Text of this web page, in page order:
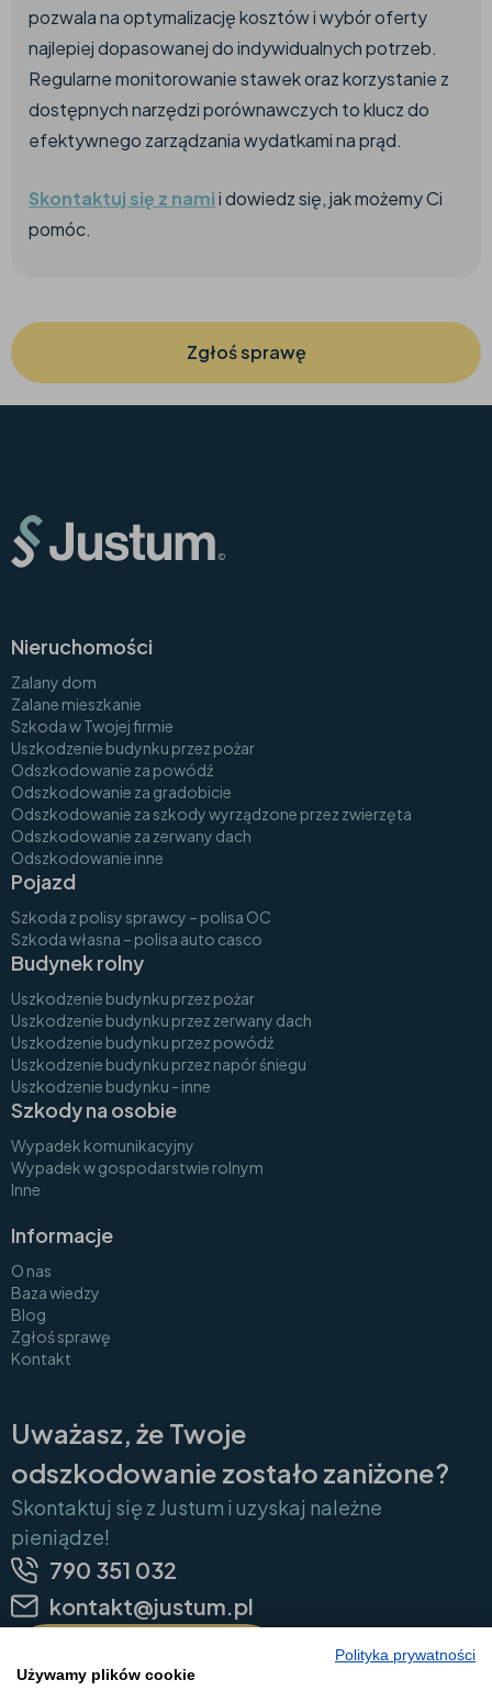
pozwala na optymalizację kosztów i wybór oferty
najlepiej dopasowanej do indywidualnych potrzeb.
Regularne monitorowanie stawek oraz korzystanie z
dostępnych narzędzi porównawczych to klucz do
efektywnego zarządzania wydatkami na prąd.
Skontaktuj się z namii dowiedz się, jak możemy Ci
pomóc.
Zgłoś sprawę
Nieruchomości
Zalany dom
Zalane mieszkanie
Szkoda w Twojej firmie
Uszkodzenie budynku przez pożar
Odszkodowanie za powódź
Odszkodowanie za gradobicie
Odszkodowanie za szkody wyrządzone przez zwierzęta
Odszkodowanie za zerwany dach
Odszkodowanie inne
Pojazd
Szkoda z polisy sprawcy – polisa OC
Szkoda własna – polisa auto casco
Budynek rolny
Uszkodzenie budynku przez pożar
Uszkodzenie budynku przez zerwany dach
Uszkodzenie budynku przez powódź
Uszkodzenie budynku przez napór śniegu
Uszkodzenie budynku - inne
Szkody na osobie
Wypadek komunikacyjny
Wypadek w gospodarstwie rolnym
Inne
Informacje
O nas
Baza wiedzy
Blog
Zgłoś sprawę
Kontakt
Uważasz, że Twoje
odszkodowanie zostało zaniżone?
Skontaktuj się z Justum i uzyskaj należne
pieniądze!
790 351 032
kontakt@justum.pl
Polityka prywatności
Używamy plików cookie